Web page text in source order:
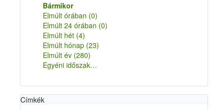
Bármikor
Elmúlt órában (0)
Elmúlt 24 órában (0)
Elmúlt hét (4)
Elmúlt hónap (23)
Elmúlt év (280)
Egyéni időszak…
Címkék